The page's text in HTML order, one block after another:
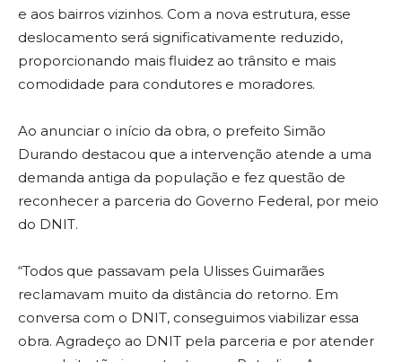
e aos bairros vizinhos. Com a nova estrutura, esse
deslocamento será significativamente reduzido,
proporcionando mais fluidez ao trânsito e mais
comodidade para condutores e moradores.
Ao anunciar o início da obra, o prefeito Simão
Durando destacou que a intervenção atende a uma
demanda antiga da população e fez questão de
reconhecer a parceria do Governo Federal, por meio
do DNIT.
“Todos que passavam pela Ulisses Guimarães
reclamavam muito da distância do retorno. Em
conversa com o DNIT, conseguimos viabilizar essa
obra. Agradeço ao DNIT pela parceria e por atender